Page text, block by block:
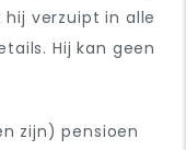
verzuipt in alle
Hij kan geen
zijn) pensioen